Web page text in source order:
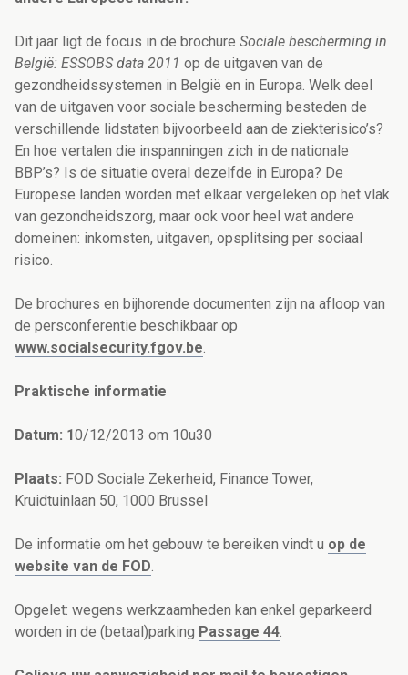
Dit jaar ligt de focus in de brochure Sociale bescherming in
België: ESSOBS data 2011 op de uitgaven van de
gezondheidssystemen in België en in Europa. Welk deel
van de uitgaven voor sociale bescherming besteden de
verschillende lidstaten bijvoorbeeld aan de ziekterisico’s?
En hoe vertalen die inspanningen zich in de nationale
BBP’s? Is de situatie overal dezelfde in Europa? De
Europese landen worden met elkaar vergeleken op het vlak
van gezondheidszorg, maar ook voor heel wat andere
domeinen: inkomsten, uitgaven, opsplitsing per sociaal
risico.
De brochures en bijhorende documenten zijn na afloop van
de persconferentie beschikbaar op
www.socialsecurity.fgov.be.
Praktische informatie
Datum: 10/12/2013 om 10u30
Plaats: FOD Sociale Zekerheid, Finance Tower,
Kruidtuinlaan 50, 1000 Brussel
De informatie om het gebouw te bereiken vindt u op de
website van de FOD.
Opgelet: wegens werkzaamheden kan enkel geparkeerd
worden in de (betaal)parking Passage 44.